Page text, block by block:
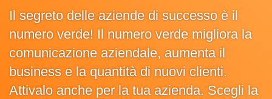
Il segreto delle aziende di successo è il
numero verde! Il numero verde migliora la
comunicazione aziendale, aumenta il
business e la quantità di nuovi clienti.
Attivalo anche per la tua azienda. Scegli la